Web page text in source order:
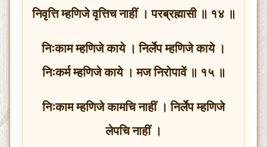
निवृत्ति म्हणिजे वृत्तिच नाहीं । परब्रह्मासी ॥ १४ ॥
निःकाम म्हणिजे काये । निर्लेप म्हणिजे काये ।
निःकर्म म्हणिजे काये । मज निरोपावें ॥ १५ ॥
निःकाम म्हणिजे कामचि नाहीं । निर्लेप म्हणिजे
लेपचि नाहीं ।